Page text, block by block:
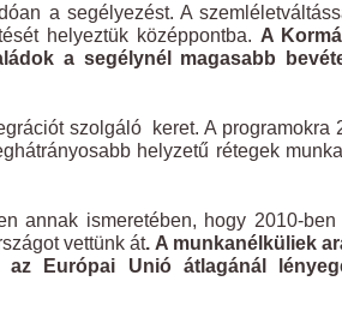
a segélyezést. A
helyeztük középpontba. A
a segélynél magasabb
szolgáló keret. A programokra
helyzetű rétegek
annak ismeretében, hogy 2010-ben
vettünk át. A munkanélküliek
Európai Unió átlagánál